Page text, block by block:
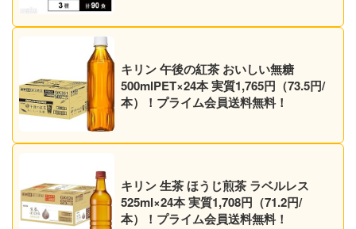
キリン 午後の紅茶 おいしい無糖
500mlPET×24本 実質1,765円（73.5円/
本）！プライム会員送料無料！
キリン 生茶 ほうじ煎茶 ラベルレス
525ml×24本 実質1,708円（71.2円/
本）！プライム会員送料無料！